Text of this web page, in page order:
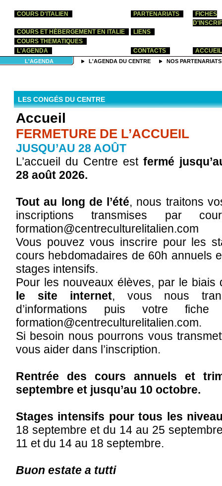
COURS D'ITALIEN PARTENARIATS
FICHES
COURS ET HÉBERGEMENT EN ITALIE
LIENS
COURS THEMATIQUES
L'AGENDA
CONTACTS ACCUEIL
L'AGENDA L'AGENDA DU CENTRE NOS PARTENARIATS
LES CONGÉS DU CENTRE
Accueil
FERMETURE DE L’ACCUEIL
JUSQU’AU 28 AOÛT
L’accueil du Centre est fermé
28 août 2026.
Tout au long de l’été, nous traitons
inscriptions transmises par
formation@centreculturelitalien.com
Vous pouvez vous inscrire pour les
cours hebdomadaires de 60h annuels
stages intensifs.
Pour les nouveaux élèves, par le
le site internet, vous nous
d’informations puis votre fiche
formation@centreculturelitalien.com.
Si besoin nous pourrons vous
vous aider dans l’inscription.
Rentrée des cours annuels et
septembre et jusqu’au 10 octobre.
Stages intensifs pour tous les
18 septembre et du 14 au 25
11 et du 14 au 18 septembre.
Buon estate a tutti